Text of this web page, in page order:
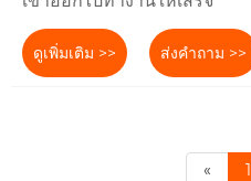
ดูเพิ่มเติม >> ส่งคำถาม >>
« 1